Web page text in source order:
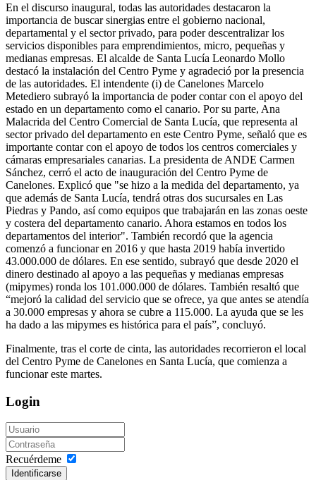
En el discurso inaugural, todas las autoridades destacaron la
importancia de buscar sinergias entre el gobierno nacional,
departamental y el sector privado, para poder descentralizar los
servicios disponibles para emprendimientos, micro, pequeñas y
medianas empresas. El alcalde de Santa Lucía Leonardo Mollo
destacó la instalación del Centro Pyme y agradeció por la presencia
de las autoridades. El intendente (i) de Canelones Marcelo
Metediero subrayó la importancia de poder contar con el apoyo del
estado en un departamento como el canario. Por su parte, Ana
Malacrida del Centro Comercial de Santa Lucía, que representa al
sector privado del departamento en este Centro Pyme, señaló que es
importante contar con el apoyo de todos los centros comerciales y
cámaras empresariales canarias. La presidenta de ANDE Carmen
Sánchez, cerró el acto de inauguración del Centro Pyme de
Canelones. Explicó que "se hizo a la medida del departamento, ya
que además de Santa Lucía, tendrá otras dos sucursales en Las
Piedras y Pando, así como equipos que trabajarán en las zonas oeste
y costera del departamento canario. Ahora estamos en todos los
departamentos del interior". También recordó que la agencia
comenzó a funcionar en 2016 y que hasta 2019 había invertido
43.000.000 de dólares. En ese sentido, subrayó que desde 2020 el
dinero destinado al apoyo a las pequeñas y medianas empresas
(mipymes) ronda los 101.000.000 de dólares. También resaltó que
“mejoró la calidad del servicio que se ofrece, ya que antes se atendía
a 30.000 empresas y ahora se cubre a 115.000. La ayuda que se les
ha dado a las mipymes es histórica para el país”, concluyó.
Finalmente, tras el corte de cinta, las autoridades recorrieron el local
del Centro Pyme de Canelones en Santa Lucía, que comienza a
funcionar este martes.
Login
Recuérdeme
Identificarse